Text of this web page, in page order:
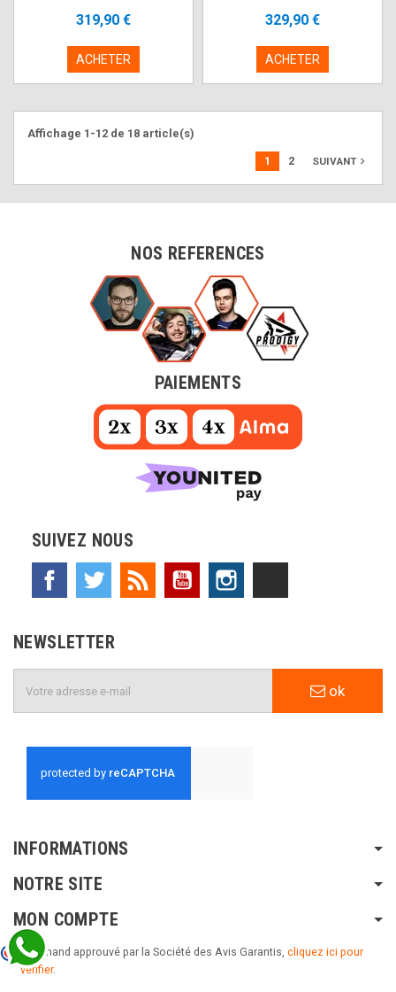
319,90 €
ACHETER
329,90 €
ACHETER
Affichage 1-12 de 18 article(s)
1 2 SUIVANTnavigate_next
NOS REFERENCES
PAIEMENTS
SUIVEZ NOUS
Facebook Twitter Rss YouTube
NEWSLETTER
ok
INFORMATIONS
NOTRE SITE
MON COMPTE
Marchand approuvé par la Société des Avis Garantis, cliquez ici pour
vérifier.